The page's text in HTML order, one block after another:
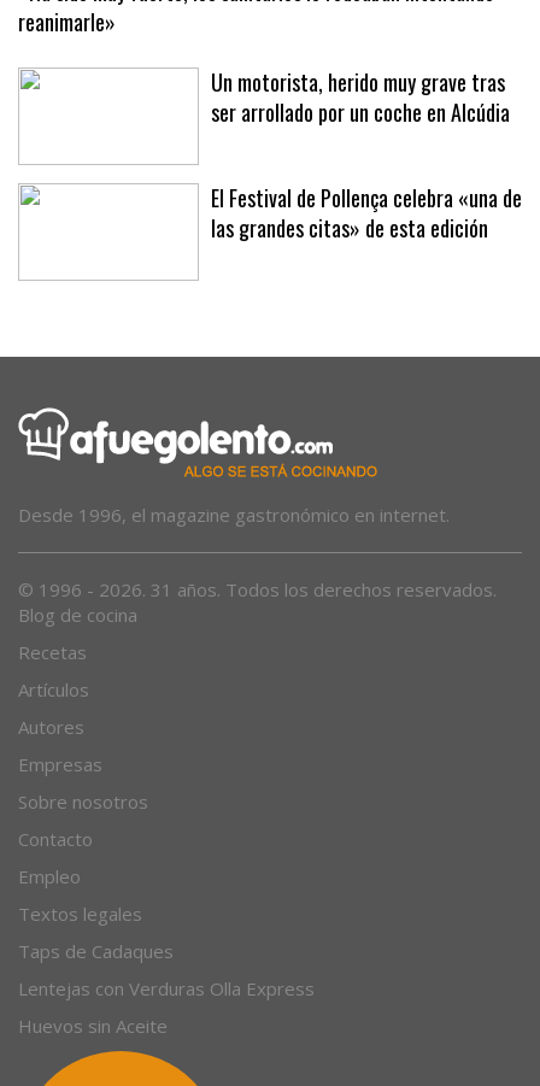
reanimarle»
Un motorista, herido muy grave tras
ser arrollado por un coche en Alcúdia
El Festival de Pollença celebra «una de
las grandes citas» de esta edición
Desde 1996, el magazine gastronómico en internet.
© 1996 - 2026. 31 años. Todos los derechos reservados.
Blog de cocina
Recetas
Artículos
Autores
Empresas
Sobre nosotros
Contacto
Empleo
Textos legales
Taps de Cadaques
Lentejas con Verduras Olla Express
Huevos sin Aceite